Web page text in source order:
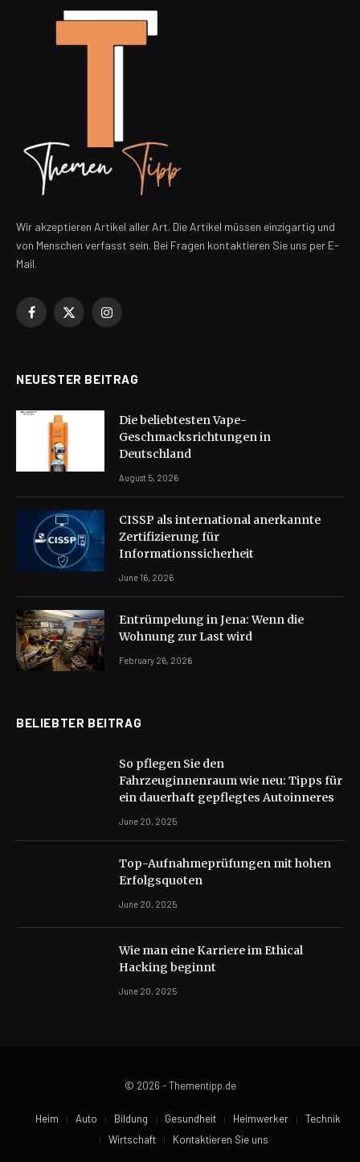
Wir akzeptieren Artikel aller Art. Die Artikel müssen einzigartig und
von Menschen verfasst sein. Bei Fragen kontaktieren Sie uns per E-
Mail.
Facebook
X
Instagram
NEUESTER BEITRAG
Die beliebtesten Vape-
Geschmacksrichtungen in
Deutschland
August 5, 2026
CISSP als international anerkannte
Zertifizierung für
Informationssicherheit
June 16, 2026
Entrümpelung in Jena: Wenn die
Wohnung zur Last wird
February 26, 2026
BELIEBTER BEITRAG
So pflegen Sie den
Fahrzeuginnenraum wie neu: Tipps für
ein dauerhaft gepflegtes Autoinneres
June 20, 2025
Top-Aufnahmeprüfungen mit hohen
Erfolgsquoten
June 20, 2025
Wie man eine Karriere im Ethical
Hacking beginnt
June 20, 2025
© 2026 - Thementipp.de
Heim Auto Bildung Gesundheit Heimwerker
Technik
Wirtschaft
Kontaktieren Sie uns